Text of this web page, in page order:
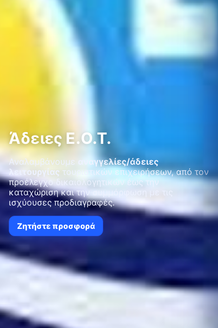
Άδειες Ε.Ο.Τ.
Αναλαμβάνουμε αναγγελίες/άδειες
λειτουργίας τουριστικών επιχειρήσεων, από τον
προέλεγχο δικαιολογητικών έως την
καταχώριση και την συμμόρφωση με τις
ισχύουσες προδιαγραφές.
Ζητήστε προσφορά